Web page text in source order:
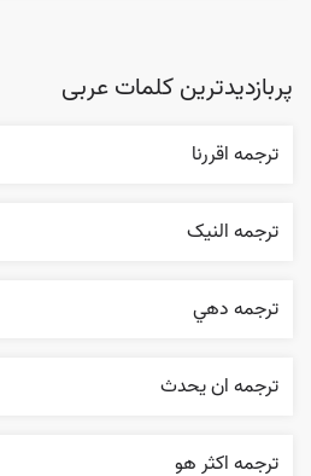
پربازدیدترین کلمات عربی
ترجمه اقررنا
ترجمه النیک
ترجمه دهي
ترجمه ان يحدث
ترجمه اکثر هو